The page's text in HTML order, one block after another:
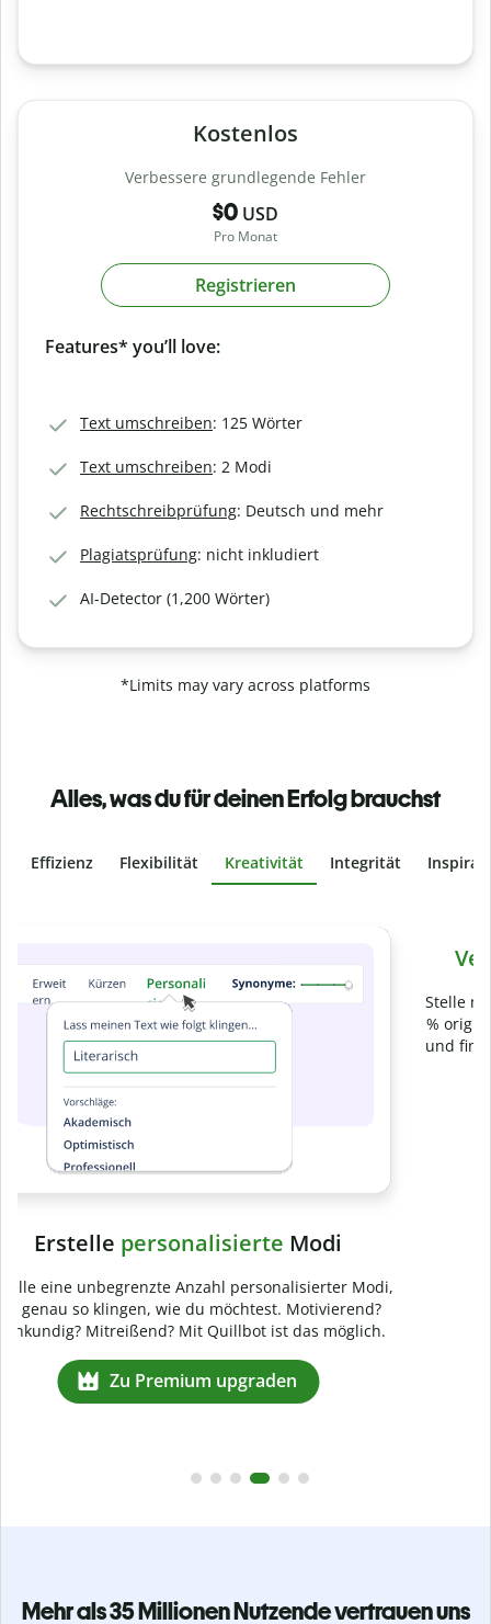
Kostenlos
Verbessere grundlegende Fehler
$0 USD
Pro Monat
Registrieren
Features* you’ll love:
Text umschreiben: 125 Wörter
Text umschreiben: 2 Modi
Rechtschreibprüfung: Deutsch und mehr
Plagiatsprüfung: nicht inkludiert
AI-Detector (1,200 Wörter)
*Limits may vary across platforms
Alles, was du für deinen Erfolg brauchst
Effizienz Flexibilität Kreativität Integrität
Stelle mit der Plagiatsprüfung sicher, dass dein Text zu 100
% original ist. Analysiere deine Arbeit in Sekundenschnelle
und finde fehlende Quellenangaben in über 100 Sprachen.
Mehr als 35 Millionen Nutzende vertrauen uns